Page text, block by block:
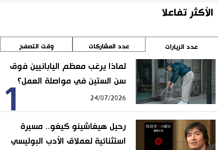
الأكثر تفاعلا
عدد الزيارات عدد المشاركات وقت التصفح
1
لماذا يرغب معظم اليابانيين فوق
سن الستين في مواصلة العمل؟
24/07/2026
رحيل هيغاشينو كيغو.. مسيرة
استثنائية لعملاق الأدب البوليسي